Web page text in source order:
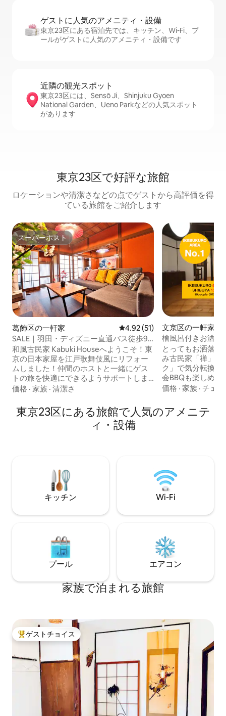
ゲストに人⁠気⁠のア⁠メ⁠ニ⁠テ⁠ィ・設⁠備
東京23区にある宿泊先では、キッチン、Wi-Fi、プ
ールがゲストに人気のアメニティ・設備です
近隣の観光ス⁠ポ⁠ッ⁠ト
東京23区には、Sensō Ji、Shinjuku Gyoen
National Garden、Ueno Parkなどの人気スポット
があります
東京23区で好評な旅館
ロケーションや清潔さなどの点でゲストから高評価を得
ている旅館をご紹介します
スーパーホスト
スーパーホスト
葛飾区の一軒家 レビュー51件、5つ星中4.92つ
4.92 (51)
SALE｜羽田・ディズニー直通バス徒歩9
分！江戸風古民家1棟貸 東京駅まで29分で
快適アクセス
和風古民家 Kabuki Houseへようこそ！東
京の日本家屋を江戸歌舞伎風にリフォー
ムしました！仲間のホストと一緒にゲス
トの旅を快適にできるようサポートしま
す！ 最寄りの亀有駅は東京メトロ線で、
駅といった有名な駅までの乗車時間は全
て25-45分で行くことができます。 亀有
駅の電車は深夜1時まで運行しており、遅
最寄りの亀有駅からディズニーランドへ
の直通バスもあります。1時間に1本で乗
車時間は56分です。ディズニーランドか
らの帰りのバスは、閉園時間まで運行し
ています。 亀有駅周辺は治安が良く、多
宿はUberEatsの配達エリア内で400店舗
以上の宅配サービスを使えます。ドラッ
グストアもUberで配達でき大変便利で
り快適に過ごせます。6名まで快適に過ご
せますが最大8名で宿泊できます。
価格 · 家族 · 清潔さ
文京区の一軒家
檜風呂付きお洒落
して楽しもう！
とってもお洒落な
み古民家「禅」で
ク」で気分転換」
会BBQも楽しめる
できる。 築100年
映えもバッチリ
ンには大きいアイ
すみいただけること
供、乳幼児も大歓
方、親孝行の一巻
会社の仲間と共に
い方がよく利用していま
徒歩県圏内で。 最寄り駅のメトロ有楽町
線護国寺駅は徒歩た
施設とBBQパッケ
用意して、お待
も、くつろげる時
い。
価格 ·家族 ·チェ
東京23区にある旅館で人気のアメニテ
ィ・設備
キッチン Wi-Fi
プール エアコン
家族で泊まれる旅館
大好評のゲストチョイスです。
ゲストチョイス